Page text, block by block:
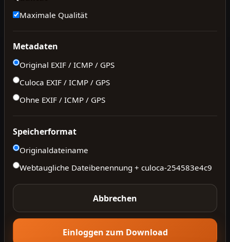
Maximale Qualität
Metadaten
Original EXIF / ICMP / GPS
Culoca EXIF / ICMP / GPS
Ohne EXIF / ICMP / GPS
Speicherformat
Originaldateiname
Webtaugliche Dateibenennung + culoca-254583e4c9
Abbrechen
Einloggen zum Download